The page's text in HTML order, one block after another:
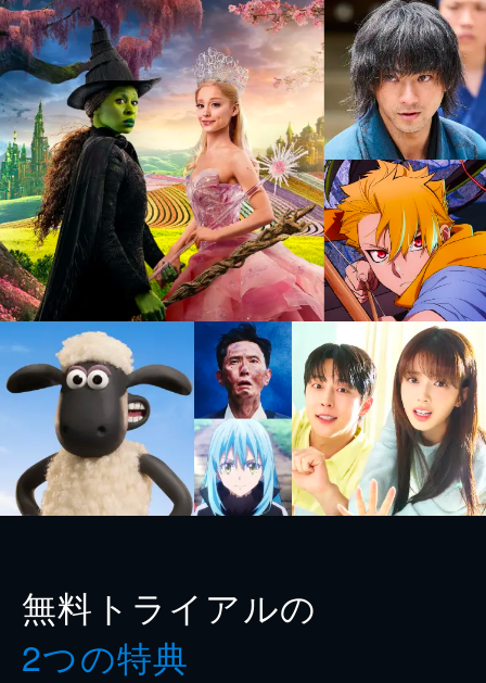
無料トライアルの
2つの特典